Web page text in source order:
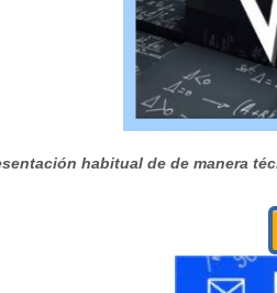
habitual de de manera